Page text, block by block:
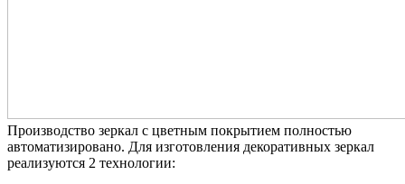
Производство зеркал с цветным покрытием полностью
автоматизировано. Для изготовления декоративных зеркал
реализуются 2 технологии: